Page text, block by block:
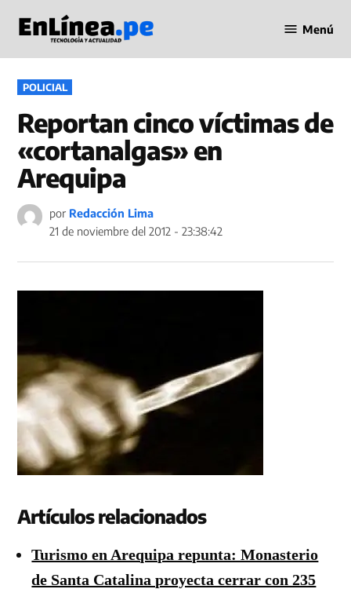
contenido
en Línea
Menú
PUBLICADO
EN
POLICIAL
Reportan cinco víctimas de
«cortanalgas» en
Arequipa
por Redacción Lima
21 de noviembre del 2012 - 23:38:42
Artículos relacionados
Turismo en Arequipa repunta: Monasterio
de Santa Catalina proyecta cerrar con 235